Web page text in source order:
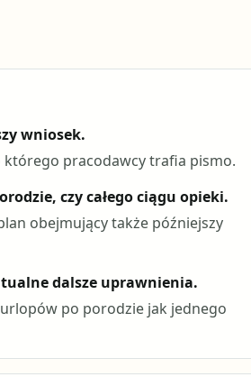
wniosek.
pracodawcy trafia pismo.
czy całego ciągu opieki.
obejmujący także późniejszy
dalsze uprawnienia.
po porodzie jak jednego